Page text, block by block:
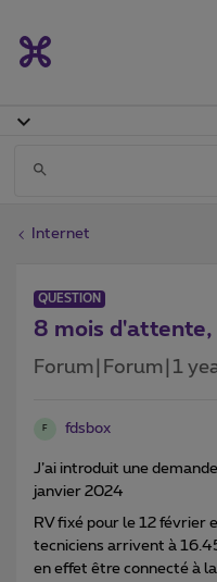
Internet
QUESTION
8 mois d'attente,
Forum|Forum|1
F fdsbox
J’ai introduit une
janvier 2024
RV fixé pour le 12 février
tecniciens arrivent à
en effet être connecté à